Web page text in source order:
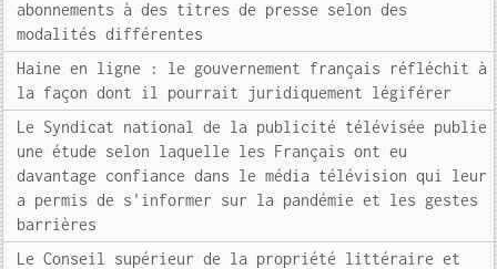
abonnements à des titres de presse selon des
modalités différentes
Haine en ligne : le gouvernement français réfléchit à
la façon dont il pourrait juridiquement légiférer
Le Syndicat national de la publicité télévisée publie
une étude selon laquelle les Français ont eu
davantage confiance dans le média télévision qui leur
a permis de s'informer sur la pandémie et les gestes
barrières
Le Conseil supérieur de la propriété littéraire et